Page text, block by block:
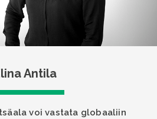
Antila
voi vastata globaaliin